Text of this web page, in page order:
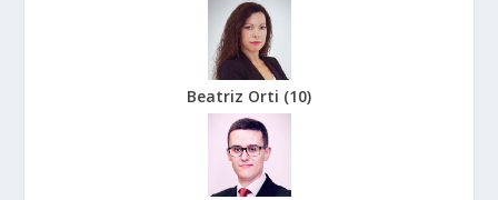
Beatriz Orti (10)